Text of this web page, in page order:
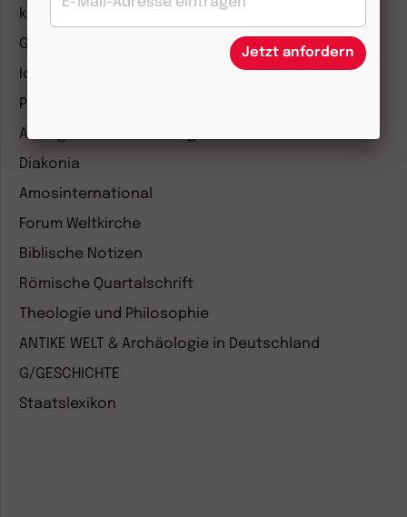
kunst und kirche
Gottesdienst
Ideenwerkstatt Gottesdienste
Pastoralblätter
Anzeiger für die Seelsorge
Diakonia
Amosinternational
Forum Weltkirche
Biblische Notizen
Römische Quartalschrift
Theologie und Philosophie
ANTIKE WELT & Archäologie in Deutschland
G/GESCHICHTE
Staatslexikon
Jetzt anfordern